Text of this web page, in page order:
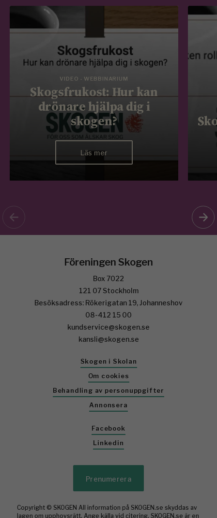
VIDEO - WEBBINARIUM
Skogsfrukost: Hur kan
drönare hjälpa dig i
skogen?
Läs mer
Föreningen Skogen
Box 7022
121 07 Stockholm
Besöksadress: Rökerigatan 19, Johanneshov
08-412 15 00
kundservice@skogen.se
kansli@skogen.se
Skogen i Skolan
Om cookies
Behandling av personuppgifter
Annonsera
Facebook
Linkedin
Prenumerera
Copyright © SKOGEN All information på SKOGEN.se skyddas av
lagen om upphovsrätt. Ange källa vid citering. SKOGEN.se är en